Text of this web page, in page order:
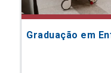
Graduação em